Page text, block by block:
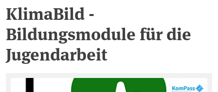
KlimaBild -
Bildungsmodule für die
Jugendarbeit